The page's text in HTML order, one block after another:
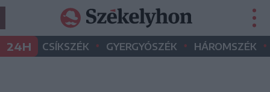
24H CSÍKSZÉK • GYERGYÓSZÉK • HÁROMSZÉK •